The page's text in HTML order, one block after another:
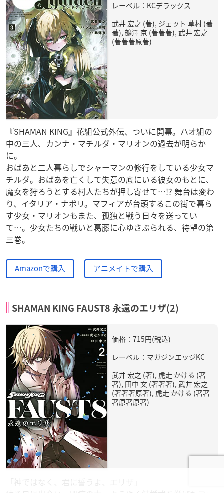
レーベル：KCデラックス
武井 宏之 (著), ジェット 草村 (著
著), 鵺澤 京 (著著著), 武井 宏之
(著著著原著)
『SHAMAN KING』花組公式外伝、ついに開幕。ハオ組の
中の三人、カンナ・マチルダ・マリオンの過去が明らか
に。
おばあと二人暮らしでシャーマンの修行をしている少女マ
チルダ。おばあを亡くして失意の底にいる彼女のもとに、
魔女を狩ろうとする村人たちが押し寄せて…!? 舞台は変わ
り、イタリア・ナポリ。マフィアが台頭するこの街で暮ら
す少女・マリオンもまた、孤独と戦う日々を送ってい
て…。少女たちの戦いと葛藤に心ゆさぶられる、待望の第
三巻。
Amazonで購入 アニメイトで購入
SHAMAN KING FAUST8 永遠のエリザ(2)
価格：715円(税込)
レーベル：マガジンエッジKC
武井 宏之 (著), 虎走 かける (著
著), 田中 文 (著著著), 武井 宏之
(著著著原著), 虎走 かける (著著
著原著原著)